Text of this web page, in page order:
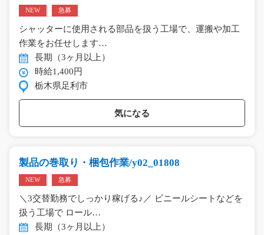
NEW 急募
シャッターに使用される部品を扱う工場で、運搬や加工
作業をお任せします…
長期（3ヶ月以上）
時給1,400円
栃木県足利市
気になる
製品の巻取り・梱包作業/y02_01808
NEW 急募
＼3交替勤務でしっかり稼げる♪／ ビニールシートなどを
扱う工場で ロール…
長期（3ヶ月以上）